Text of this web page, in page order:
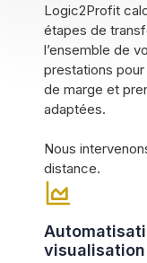
Logic2Profit
étapes de
l’ensemble de
prestations
de marge et
adaptées.
Nous
distance.
visualisation